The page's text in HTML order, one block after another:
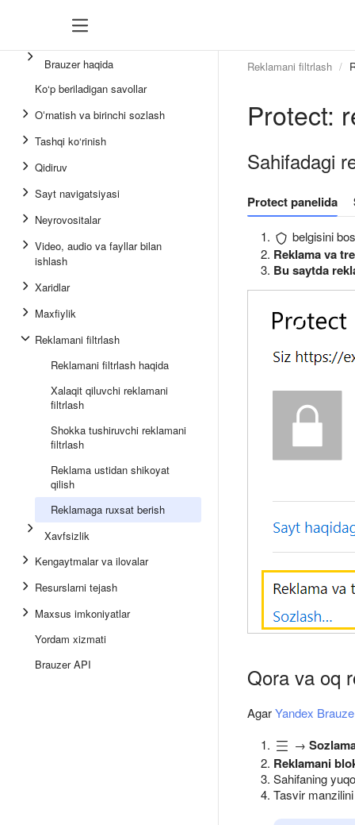
Brauzer haqida
Ko‘p beriladigan savollar
Oʻrnatish va birinchi sozlash
Tashqi ko‘rinish
Qidiruv
Sayt navigatsiyasi
Neyrovositalar
Video, audio va fayllar bilan
ishlash
Xaridlar
Maxfiylik
Reklamani filtrlash
Reklamani filtrlash haqida
Xalaqit qiluvchi reklamani
filtrlash
Shokka tushiruvchi reklamani
filtrlash
Reklama ustidan shikoyat
qilish
Reklamaga ruxsat berish
Xavfsizlik
Kengaytmalar va ilovalar
Resurslarni tejash
Maxsus imkoniyatlar
Yordam xizmati
Brauzer API
Reklamani filtrlash
Protect:
Sahifadagi
Protect panelida
belgisini
Reklama va
Bu saytda
Qora va oq
AgarYandex
→
Reklamani
Sahifaning
Tasvir